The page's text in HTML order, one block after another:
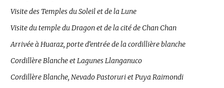
Visite des Temples du Soleil et de la Lune
Visite du temple du Dragon et de la cité de Chan Chan
Arrivée à Huaraz, porte d’entrée de la cordillière blanche
Cordillère Blanche et Lagunes Llanganuco
Cordillère Blanche, Nevado Pastoruri et Puya Raimondi